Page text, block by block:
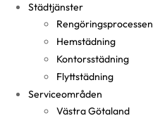
Städtjänster
Rengöringsprocessen
Hemstädning
Kontorsstädning
Flyttstädning
Serviceområden
Västra Götaland